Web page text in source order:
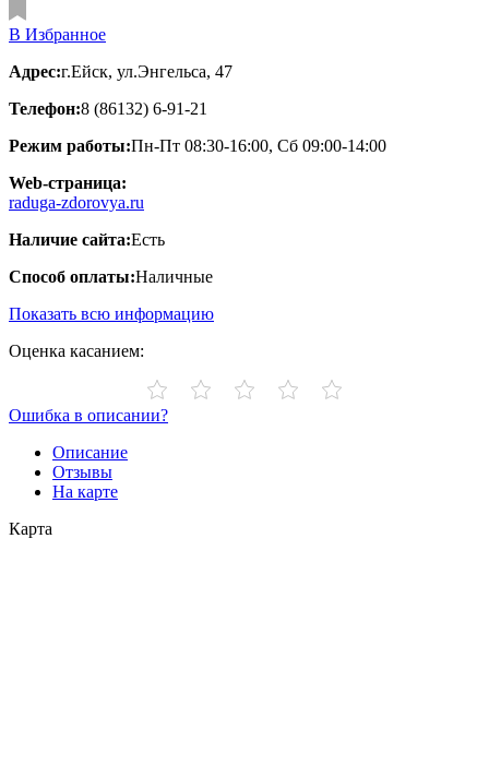
В Избранное
Адрес:г.Ейск, ул.​Энгельса, 47
Телефон:8 (86132) 6-91-21
Режим работы:Пн-Пт 08:30-16:00, Сб 09:00-14:00
Web-страница:
raduga-zdorovya.ru
Наличие сайта:Есть
Способ оплаты:Наличные
Показать всю информацию
Оценка касанием:
Ошибка в описании?
Описание
Отзывы
На карте
Карта